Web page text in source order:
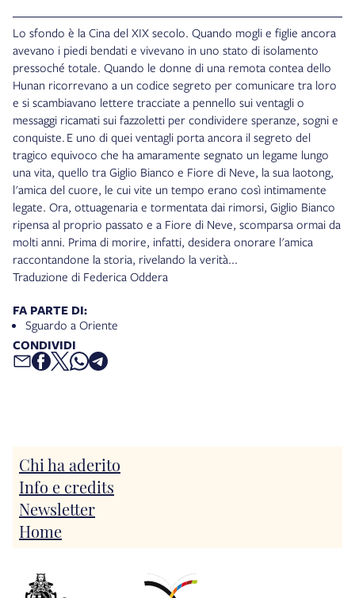
Lo sfondo è la Cina del XIX secolo. Quando mogli e figlie ancora
avevano i piedi bendati e vivevano in uno stato di isolamento
pressoché totale. Quando le donne di una remota contea dello
Hunan ricorrevano a un codice segreto per comunicare tra loro
e si scambiavano lettere tracciate a pennello sui ventagli o
messaggi ricamati sui fazzoletti per condividere speranze, sogni e
conquiste. E uno di quei ventagli porta ancora il segreto del
tragico equivoco che ha amaramente segnato un legame lungo
una vita, quello tra Giglio Bianco e Fiore di Neve, la sua laotong,
l'amica del cuore, le cui vite un tempo erano così intimamente
legate. Ora, ottuagenaria e tormentata dai rimorsi, Giglio Bianco
ripensa al proprio passato e a Fiore di Neve, scomparsa ormai da
molti anni. Prima di morire, infatti, desidera onorare l'amica
raccontandone la storia, rivelando la verità...
Traduzione di Federica Oddera
FA PARTE DI:
Sguardo a Oriente
CONDIVIDI
Chi ha aderito
Info e credits
Newsletter
Home